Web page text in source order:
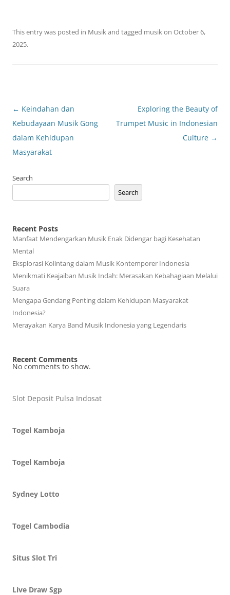
This entry was posted in Musikand tagged musikon October 6,
2025.
Post
navigation
← Keindahan dan
Kebudayaan Musik Gong
dalam Kehidupan
Masyarakat
Exploring the Beauty of
Trumpet Music in Indonesian
Culture →
Search
Search
Recent Posts
Manfaat Mendengarkan Musik Enak Didengar bagi Kesehatan
Mental
Eksplorasi Kolintang dalam Musik Kontemporer Indonesia
Menikmati Keajaiban Musik Indah: Merasakan Kebahagiaan Melalui
Suara
Mengapa Gendang Penting dalam Kehidupan Masyarakat
Indonesia?
Merayakan Karya Band Musik Indonesia yang Legendaris
Recent Comments
No comments to show.
Slot Deposit Pulsa Indosat
Togel Kamboja
Togel Kamboja
Sydney Lotto
Togel Cambodia
Situs Slot Tri
Live Draw Sgp